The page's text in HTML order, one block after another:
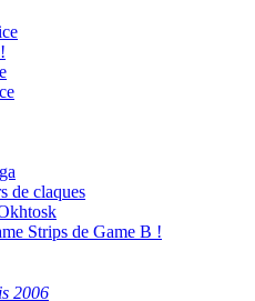
de claques
Strips de Game B !
2006